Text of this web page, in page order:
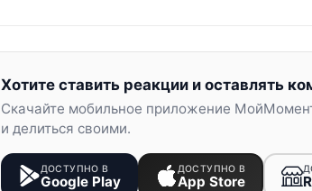
Хотите ставить реакции и оставлять
Скачайте мобильное приложение
и делиться своими.
ДОСТУПНО В
Google Play
ДОСТУПНО В
App Store